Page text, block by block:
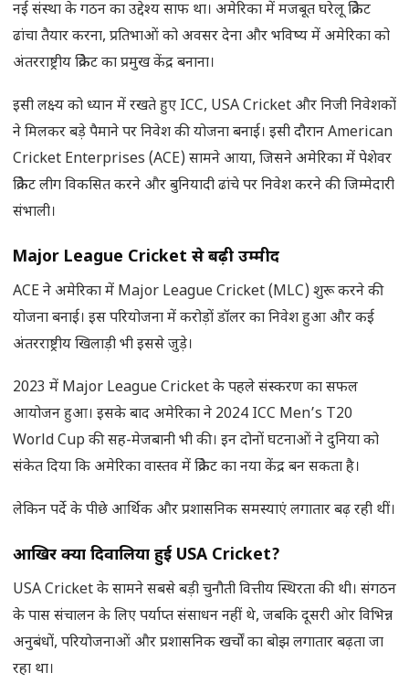
नई संस्था के गठन का उद्देश्य साफ था। अमेरिका में मजबूत घरेलू क्रिकेट
ढांचा तैयार करना, प्रतिभाओं को अवसर देना और भविष्य में अमेरिका को
अंतरराष्ट्रीय क्रिकेट का प्रमुख केंद्र बनाना।
इसी लक्ष्य को ध्यान में रखते हुए ICC, USA Cricket और निजी निवेशकों
ने मिलकर बड़े पैमाने पर निवेश की योजना बनाई। इसी दौरान American
Cricket Enterprises (ACE) सामने आया, जिसने अमेरिका में पेशेवर
क्रिकेट लीग विकसित करने और बुनियादी ढांचे पर निवेश करने की जिम्मेदारी
संभाली।
Major League Cricket से बढ़ी उम्मीदें
ACE ने अमेरिका में Major League Cricket (MLC) शुरू करने की
योजना बनाई। इस परियोजना में करोड़ों डॉलर का निवेश हुआ और कई
अंतरराष्ट्रीय खिलाड़ी भी इससे जुड़े।
2023 में Major League Cricket के पहले संस्करण का सफल
आयोजन हुआ। इसके बाद अमेरिका ने 2024 ICC Men’s T20
World Cup की सह-मेजबानी भी की। इन दोनों घटनाओं ने दुनिया को
संकेत दिया कि अमेरिका वास्तव में क्रिकेट का नया केंद्र बन सकता है।
लेकिन पर्दे के पीछे आर्थिक और प्रशासनिक समस्याएं लगातार बढ़ रही थीं।
आखिर क्यों दिवालिया हुई USA Cricket?
USA Cricket के सामने सबसे बड़ी चुनौती वित्तीय स्थिरता की थी। संगठन
के पास संचालन के लिए पर्याप्त संसाधन नहीं थे, जबकि दूसरी ओर विभिन्न
अनुबंधों, परियोजनाओं और प्रशासनिक खर्चों का बोझ लगातार बढ़ता जा
रहा था।